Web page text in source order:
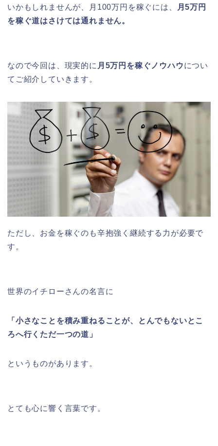
いかもしれませんが、月100万円を稼ぐには、
月5万円
を稼ぐ道はさけては通れません。
なので今回は、現実的に 月5万円を稼ぐノウハウについ
てご紹介していきます。
ただし、お金を稼ぐのも辛抱強く継続する力が必要で
す。
世界のイチローさんの名言に
「小さなことを積み重ねることが、とんでもないとこ
ろへ行くただ一つの道」
というものがあります。
とても心に響く言葉です。